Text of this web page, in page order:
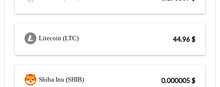
Litecoin (LTC) $ 44.96
Shiba Inu (SHIB) $ 0.000005